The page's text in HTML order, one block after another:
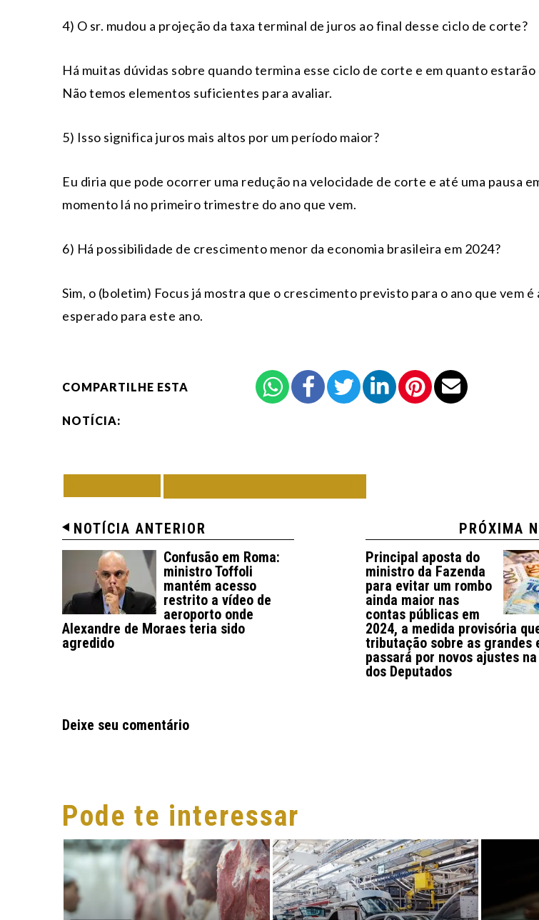
4) O sr. mudou a projeção da taxa terminal de juros ao final desse ciclo de corte?
Há muitas dúvidas sobre quando termina esse ciclo de corte e em quanto estarão
Não temos elementos suficientes para avaliar.
5) Isso significa juros mais altos por um período maior?
Eu diria que pode ocorrer uma redução na velocidade de corte e até uma pausa
momento lá no primeiro trimestre do ano que vem.
6) Há possibilidade de crescimento menor da economia brasileira em 2024?
Sim, o (boletim) Focus já mostra que o crescimento previsto para o ano que vem é
esperado para este ano.
COMPARTILHE ESTA
NOTÍCIA:
NOTÍCIA ANTERIOR
Confusão em Roma:
ministro Toffoli
mantém acesso
restrito a vídeo de
aeroporto onde
Alexandre de Moraes teria sido
agredido
PRÓXIMA
Principal aposta do
ministro da Fazenda
para evitar um rombo
ainda maior nas
contas públicas em
2024, a medida provisória
tributação sobre as grandes
passará por novos ajustes
dos Deputados
Deixe seu comentário
Pode te interessar